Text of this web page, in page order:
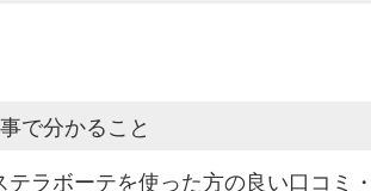
で分かること
テラボーテを使った方の良い口コミ